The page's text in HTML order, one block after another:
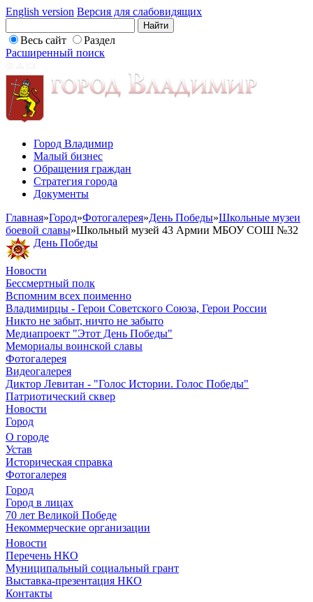
English version Версия для слабовидящих
Весь сайт
Раздел
Расширенный поиск
Город Владимир
Малый бизнес
Обращения граждан
Стратегия города
Документы
Главная»Город»Фотогалерея»День Победы»Школьные музеи
боевой славы»Школьный музей 43 Армии МБОУ СОШ №32
День Победы
Новости
Бессмертный полк
Вспомним всех поименно
Владимирцы - Герои Советского Союза, Герои России
Никто не забыт, ничто не забыто
Медиапроект "Этот День Победы"
Мемориалы воинской славы
Фотогалерея
Видеогалерея
Диктор Левитан - "Голос Истории. Голос Победы"
Патриотический сквер
Новости
Город
О городе
Устав
Историческая справка
Фотогалерея
Город
Город в лицах
70 лет Великой Победе
Некоммерческие организации
Новости
Перечень НКО
Муниципальный социальный грант
Выставка-презентация НКО
Контакты